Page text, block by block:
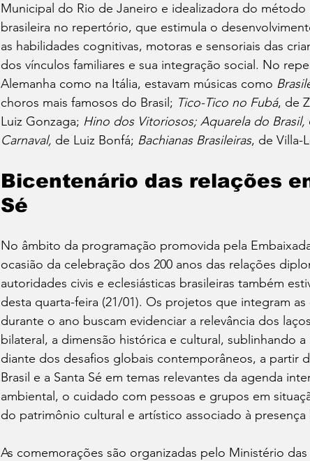
Municipal do Rio de Janeiro e idealizadora do método
brasileira no repertório, que estimula o
as habilidades cognitivas, motoras e sensoriais das
dos vínculos familiares e sua integração social. No
Alemanha como na Itália, estavam músicas como
choros mais famosos do Brasil; Tico-Tico no Fubá, de
Luiz Gonzaga; Hino dos Vitoriosos; Aquarela do Brasil,
Carnaval, de Luiz Bonfá; Bachianas Brasileiras, de Villa-
Bicentenário das relações
Sé
No âmbito da programação promovida pela
ocasião da celebração dos 200 anos das relações
autoridades civis e eclesiásticas brasileiras também
desta quarta-feira (21/01). Os projetos que integram
durante o ano buscam evidenciar a relevância dos
bilateral, a dimensão histórica e cultural, sublinhando
diante dos desafios globais contemporâneos, a partir
Brasil e a Santa Sé em temas relevantes da agenda
ambiental, o cuidado com pessoas e grupos em
do patrimônio cultural e artístico associado à
As comemorações são organizadas pelo Ministério